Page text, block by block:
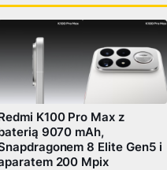
K100 Pro Max z
9070 mAh,
8 Elite Gen5 i
200 Mpix